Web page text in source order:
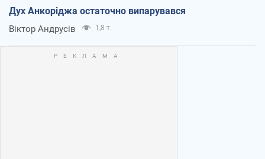
Дух Анкоріджа остаточно випарувався
Віктор Андрусів 1,8 т.